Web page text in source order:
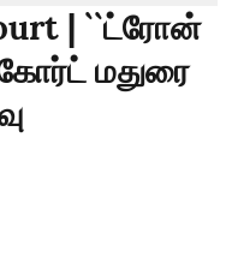
| ``ட்ரோன்
மதுரை